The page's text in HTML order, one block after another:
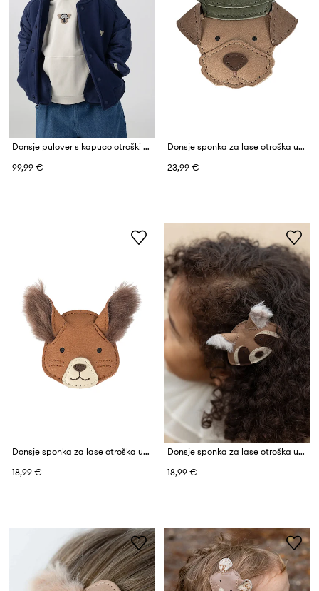
Donsje pulover s kapuco otroški bombaž z elastanom Herps Hoodie Ski Koala
99,99 €
Donsje sponka za lase otroška usnjena Stanzen Clip Terrier
23,99 €
Donsje sponka za lase otroška usnjena Josy Exclusive Hairclip Fluffy Squirrel
18,99 €
Donsje sponka za lase otroška usnjena Josy Exclusive Hairclip Raccoon
18,99 €